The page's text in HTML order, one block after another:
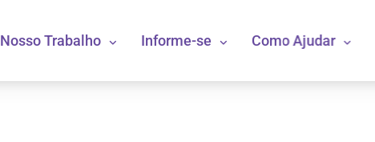
Nosso Trabalho Informe-se Como Ajudar